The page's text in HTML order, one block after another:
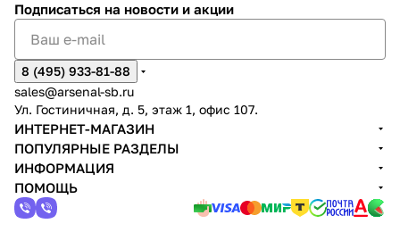
Подписаться на новости и акции
8 (495) 933-81-88
sales@arsenal-sb.ru
Ул. Гостиничная, д. 5, этаж 1, офис 107.
ИНТЕРНЕТ-МАГАЗИН
ПОПУЛЯРНЫЕ РАЗДЕЛЫ
ИНФОРМАЦИЯ
ПОМОЩЬ